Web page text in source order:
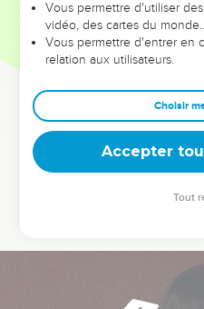
et les saisons difficiles qu'ils
sont elles qui
Dans cette conférence,
clés pour avancer avec plus
deviennent vos tremplins.
équipe, un groupe ou une
Vous permettre d'utiliser
vidéo, des cartes du
Vous permettre d'entrer en
relation aux utilisateurs.
Choisir
Accepter
Tout